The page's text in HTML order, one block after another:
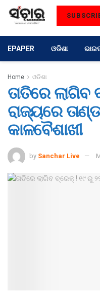
EPAPER ଓଡିଶା
Home ଓଡିଶା
ତାତିରେ ଲାଗିବ
ରାଜ୍ୟରେ
କାଳବୈଶାଖୀ
by Sanchar Live